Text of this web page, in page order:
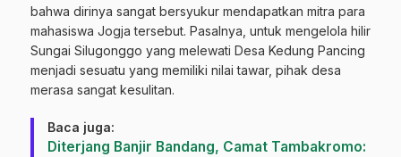
bahwa dirinya sangat bersyukur mendapatkan mitra para
mahasiswa Jogja tersebut. Pasalnya, untuk mengelola hilir
Sungai Silugonggo yang melewati Desa Kedung Pancing
menjadi sesuatu yang memiliki nilai tawar, pihak desa
merasa sangat kesulitan.
Baca juga:
Diterjang Banjir Bandang, Camat Tambakromo: